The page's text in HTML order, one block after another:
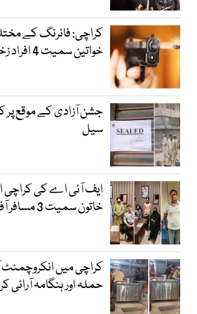
خواتین سمیت 4 افراد زخمی
جشن آزادی کے موقع
سیل
ایف آئی اے کی کراچی
خاتون سمیت 3 مسافر آف لوڈ
کراچی میں انکروچمنٹ
حملہ اور ہنگامہ آرائی کرنے پر 33